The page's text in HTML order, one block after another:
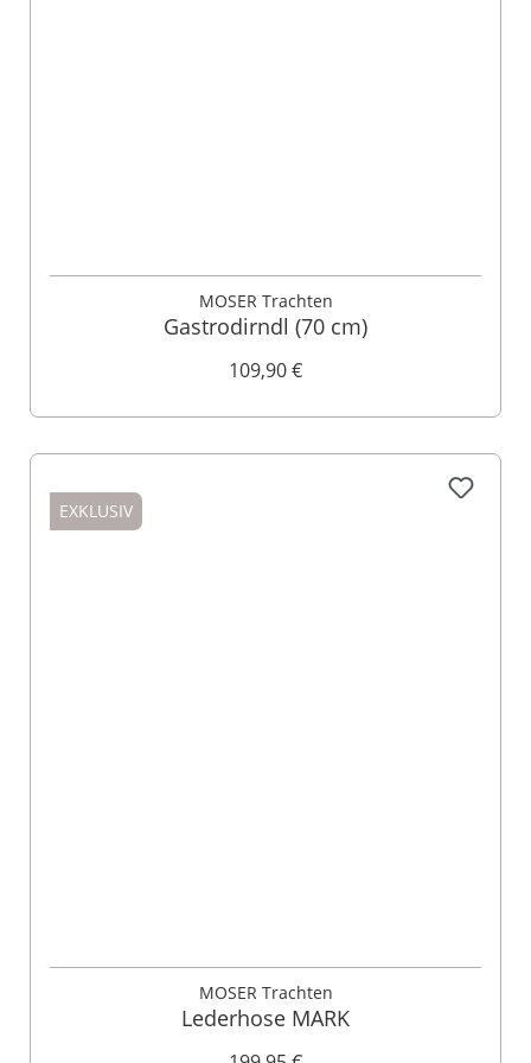
MOSER Trachten
Gastrodirndl (70 cm)
109,90 €
EXKLUSIV
MOSER Trachten
Lederhose MARK